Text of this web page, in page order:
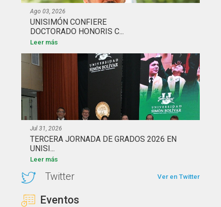
Ago 03, 2026
UNISIMÓN CONFIERE
DOCTORADO HONORIS C...
Leer más
Jul 31, 2026
TERCERA JORNADA DE GRADOS 2026 EN
UNISI...
Leer más
Twitter Ver en Twitter
Eventos